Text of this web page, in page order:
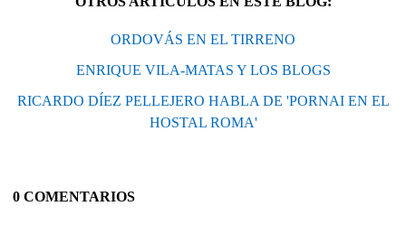
ORDOVÁS EN EL TIRRENO
ENRIQUE VILA-MATAS Y LOS BLOGS
RICARDO DÍEZ PELLEJERO HABLA DE 'PORNAI EN EL
HOSTAL ROMA'
0 COMENTARIOS